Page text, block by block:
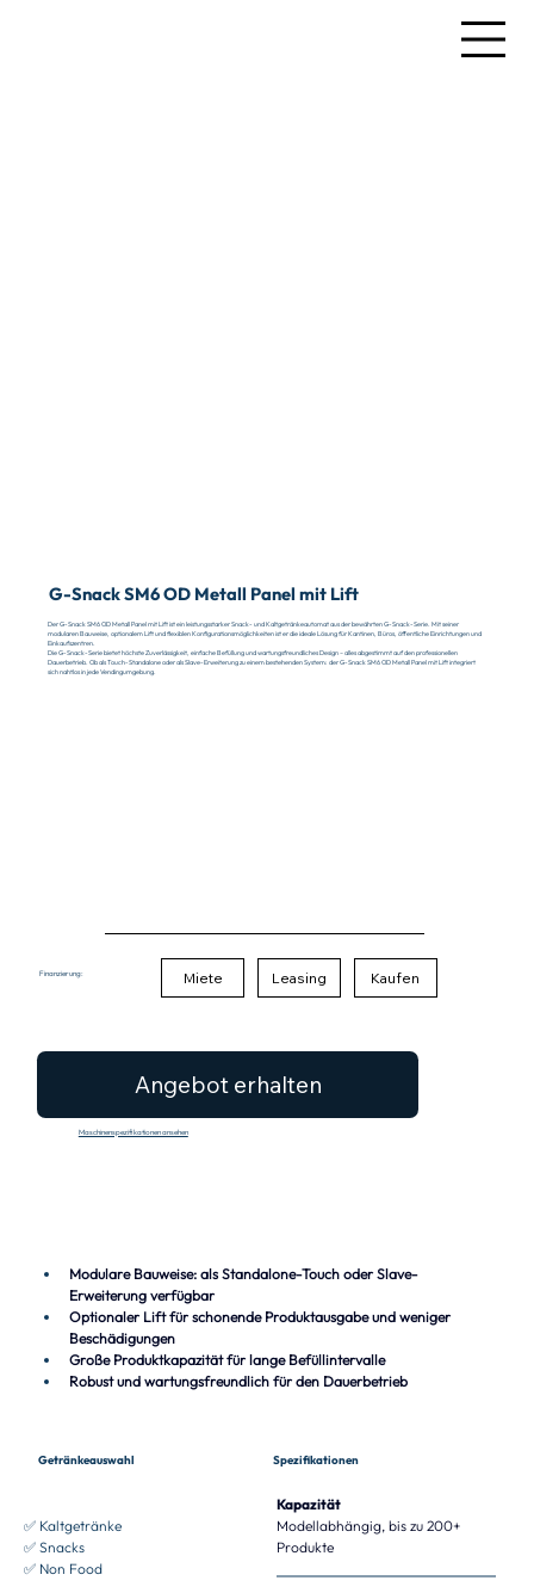
Finanzierung: Miete Leasing Kaufen
Angebot erhalten
Maschinenspezifikationen ansehen
G-Snack SM6 OD Metall Panel mit Lift
Der G-Snack SM6 OD Metall Panel mit Lift ist ein leistungsstarker Snack- und Kaltgetränkeautomat aus der bewährten G-Snack-Serie. Mit seiner
modularen Bauweise, optionalem Lift und flexiblen Konfigurationsmöglichkeiten ist er die ideale Lösung für Kantinen, Büros, öffentliche Einrichtungen und
Einkaufszentren.
Die G-Snack-Serie bietet höchste Zuverlässigkeit, einfache Befüllung und wartungsfreundliches Design – alles abgestimmt auf den professionellen
Dauerbetrieb. Ob als Touch-Standalone oder als Slave-Erweiterung zu einem bestehenden System: der G-Snack SM6 OD Metall Panel mit Lift integriert
sich nahtlos in jede Vendingumgebung.
Modulare Bauweise: als Standalone-Touch oder Slave-
Erweiterung verfügbar
Optionaler Lift für schonende Produktausgabe und weniger
Beschädigungen
Große Produktkapazität für lange Befüllintervalle
Robust und wartungsfreundlich für den Dauerbetrieb
Getränkeauswahl
✅ Kaltgetränke
✅ Snacks
✅ Non Food
Spezifikationen
Kapazität
Modellabhängig, bis zu 200+
Produkte